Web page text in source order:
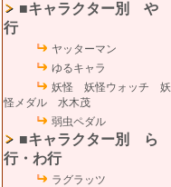
■キャラクター別 や
行
ヤッターマン
ゆるキャラ
妖怪 妖怪ウォッチ 妖
怪メダル 水木茂
弱虫ペダル
■キャラクター別 ら
行・わ行
ラグラッツ